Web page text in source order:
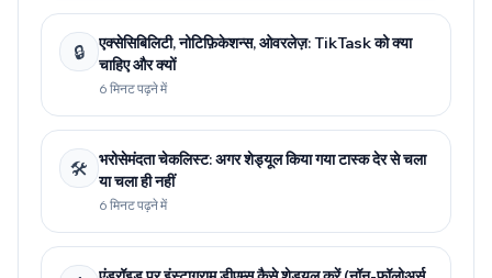
🔒
एक्सेसिबिलिटी, नोटिफ़िकेशन्स, ओवरलेज़: TikTask को क्या
चाहिए और क्यों
6 मिनट पढ़ने में
🛠️
भरोसेमंदता चेकलिस्ट: अगर शेड्यूल किया गया टास्क देर से चला
या चला ही नहीं
6 मिनट पढ़ने में